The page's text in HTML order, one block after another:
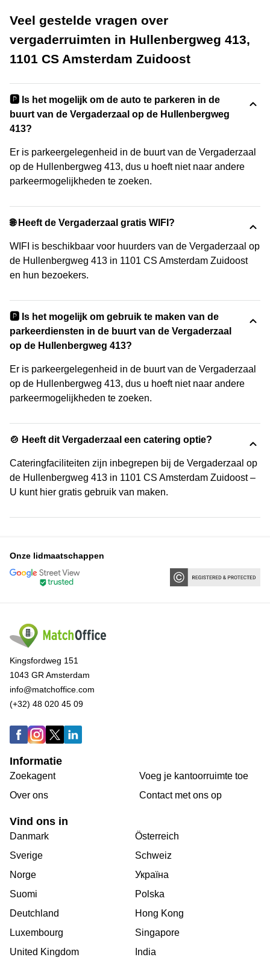
Veel gestelde vragen over
vergaderruimten in Hullenbergweg 413,
1101 CS Amsterdam Zuidoost
🅿️ Is het mogelijk om de auto te parkeren in de
buurt van de Vergaderzaal op de Hullenbergweg
413?
Er is parkeergelegenheid in de buurt van de Vergaderzaal
op de Hullenbergweg 413, dus u hoeft niet naar andere
parkeermogelijkheden te zoeken.
🌐 Heeft de Vergaderzaal gratis WIFI?
WIFI is beschikbaar voor huurders van de Vergaderzaal op
de Hullenbergweg 413 in 1101 CS Amsterdam Zuidoost
en hun bezoekers.
🅿️ Is het mogelijk om gebruik te maken van de
parkeerdiensten in de buurt van de Vergaderzaal
op de Hullenbergweg 413?
Er is parkeergelegenheid in de buurt van de Vergaderzaal
op de Hullenbergweg 413, dus u hoeft niet naar andere
parkeermogelijkheden te zoeken.
🍲 Heeft dit Vergaderzaal een catering optie?
Cateringfaciliteiten zijn inbegrepen bij de Vergaderzaal op
de Hullenbergweg 413 in 1101 CS Amsterdam Zuidoost –
U kunt hier gratis gebruik van maken.
Onze lidmaatschappen
Kingsfordweg 151
1043 GR Amsterdam
info@matchoffice.com
(+32) 48 020 45 09
Informatie
Zoekagent
Over ons
Voeg je kantoorruimte toe
Сontact met ons op
Vind ons in
Danmark
Sverige
Norge
Suomi
Deutchland
Luxembourg
United Kingdom
Österreich
Schweiz
Україна
Polska
Hong Kong
Singapore
India